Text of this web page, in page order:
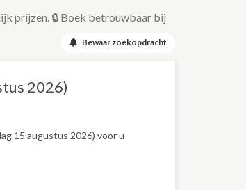
Bewaar zoekopdracht
prijzen. 🔒 Boek betrouwbaar bij
2026)
15 augustus 2026) voor u